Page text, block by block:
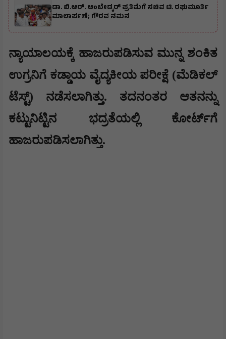
ಡಾ. ಬಿ.ಆರ್. ಅಂಬೇಡ್ಕರ್ ಪ್ರತಿಮೆಗೆ ಸಚಿವ ಟಿ. ರಘುಮೂರ್ತಿ
ಮಾಲಾರ್ಪಣೆ; ಗೌರವ ನಮನ
ನ್ಯಾಯಾಲಯಕ್ಕೆ ಹಾಜರುಪಡಿಸುವ ಮುನ್ನ ಶಂಕಿತ
ಉಗ್ರನಿಗೆ ಕಡ್ಡಾಯ ವೈದ್ಯಕೀಯ ಪರೀಕ್ಷೆ (ಮೆಡಿಕಲ್
ಟೆಸ್ಟ್) ನಡೆಸಲಾಗಿತ್ತು. ತದನಂತರ ಆತನನ್ನು
ಕಟ್ಟುನಿಟ್ಟಿನ ಭದ್ರತೆಯಲ್ಲಿ ಕೋರ್ಟ್‌ಗೆ
ಹಾಜರುಪಡಿಸಲಾಗಿತ್ತು.